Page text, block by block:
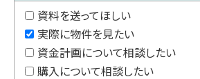
資料を送ってほしい
実際に物件を見たい
資金計画について相談したい
購入について相談したい